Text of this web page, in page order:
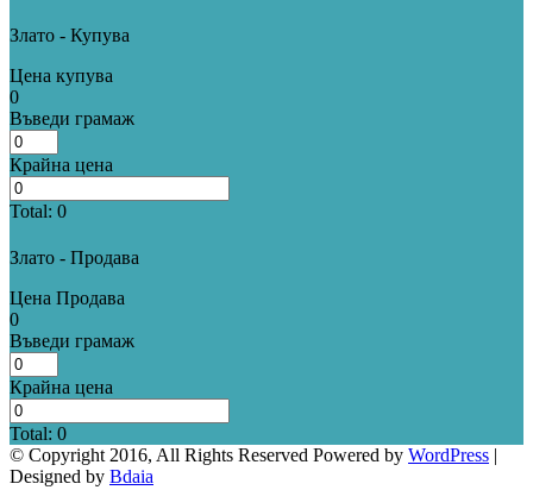
Злато - Купува
Цена купува
0
Въведи грамаж
Крайна цена
Total: 0
Злато - Продава
Цена Продава
0
Въведи грамаж
Крайна цена
Total: 0
© Copyright 2016, All Rights Reserved Powered by WordPress |
Designed by Bdaia